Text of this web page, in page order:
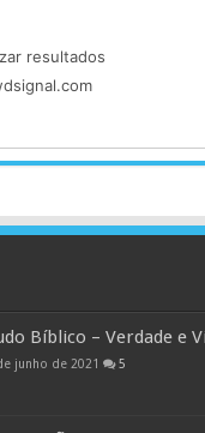
resultados
Bíblico – Verdade e
junho de 2021 5